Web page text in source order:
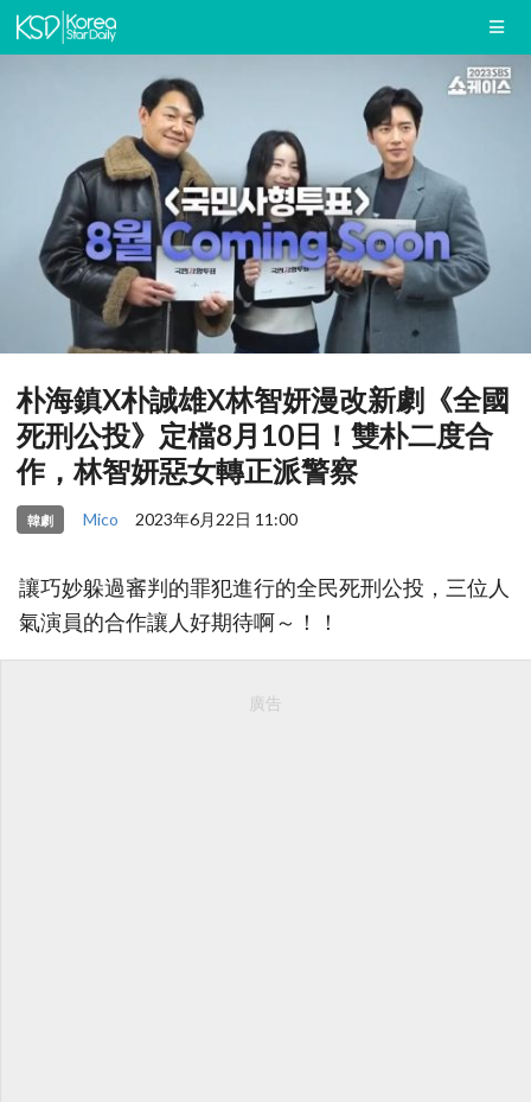
朴海鎮X朴誠雄X林智妍漫改新劇《全國
死刑公投》定檔8月10日！雙朴二度合
作，林智妍惡女轉正派警察
韓劇 Mico 2023年6月22日 11:00
讓巧妙躲過審判的罪犯進行的全民死刑公投，三位人
氣演員的合作讓人好期待啊～！！
廣告